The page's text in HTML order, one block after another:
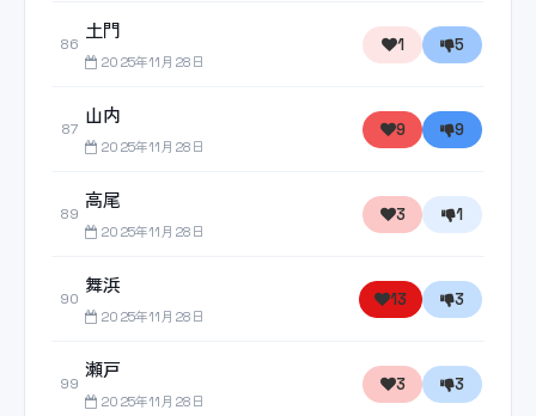
86
土門
2025年11月28日
1 5
87
山内
2025年11月28日
9 9
89
高尾
2025年11月28日
3 1
90
舞浜
2025年11月28日
13 3
99
瀬戸
2025年11月28日
3 3